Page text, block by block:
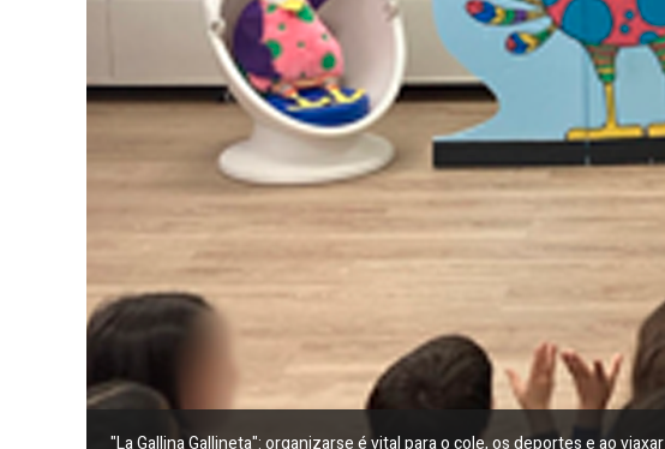
"La Gallina Gallineta": organizarse é vital para o cole, os deportes e ao viaxar